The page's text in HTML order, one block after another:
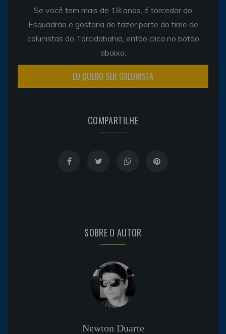
Se você tem mais de 18 anos, é torcedor do
Esquadrão e gostaria de fazer parte do time de
colunistas do Torcidabahia, então clica no botão
abaixo.
EU QUERO SER COLUNISTA
COMPARTILHE
SOBRE O AUTOR
Newton Duarte